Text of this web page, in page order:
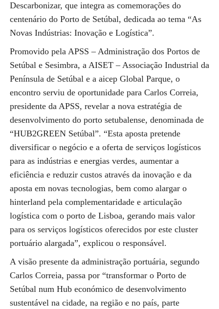
Descarbonizar, que integra as comemorações do
centenário do Porto de Setúbal, dedicada ao tema “As
Novas Indústrias: Inovação e Logística”.
Promovido pela APSS – Administração dos Portos de
Setúbal e Sesimbra, a AISET – Associação Industrial da
Península de Setúbal e a aicep Global Parque, o
encontro serviu de oportunidade para Carlos Correia,
presidente da APSS, revelar a nova estratégia de
desenvolvimento do porto setubalense, denominada de
“HUB2GREEN Setúbal”. “Esta aposta pretende
diversificar o negócio e a oferta de serviços logísticos
para as indústrias e energias verdes, aumentar a
eficiência e reduzir custos através da inovação e da
aposta em novas tecnologias, bem como alargar o
hinterland pela complementaridade e articulação
logística com o porto de Lisboa, gerando mais valor
para os serviços logísticos oferecidos por este cluster
portuário alargada”, explicou o responsável.
A visão presente da administração portuária, segundo
Carlos Correia, passa por “transformar o Porto de
Setúbal num Hub económico de desenvolvimento
sustentável na cidade, na região e no país, parte